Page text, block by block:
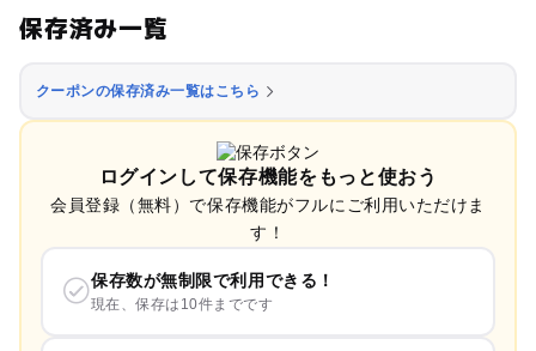
保存済み一覧
クーポンの保存済み一覧はこちら
ログインして保存機能をもっと使おう
会員登録（無料）で保存機能がフルにご利用いただけま
す！
保存数が無制限で利用できる！
現在、保存は10件までです